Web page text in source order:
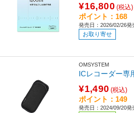
¥16,800 (税込)
ポイント：168
発売日：2026/02/26発
お取り寄せ
OMSYSTEM
ICレコーダー専
¥1,490 (税込)
ポイント：149
発売日：2024/09/20発